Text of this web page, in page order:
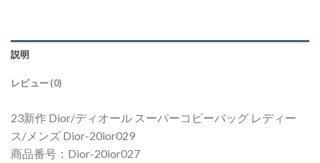
説明
レビュー (0)
23新作 Dior/ディオール スーパーコピーバッグ レディー
ス/メンズ Dior-20ior029
商品番号：Dior-20ior027